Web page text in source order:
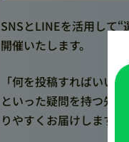
SNSとLINEを活用して
開催いたします。
「何を投稿すればいい
といった疑問を持つ先
りやすくお届けします。